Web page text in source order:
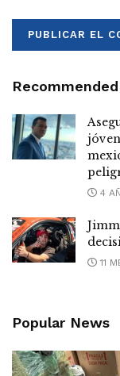
Recommended
4
11
Popular News